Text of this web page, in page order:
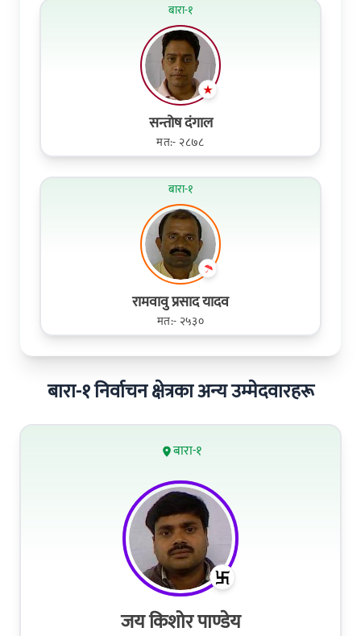
बारा-१
सन्तोष दंगाल
मत:- २८७८
बारा-१
रामवावु प्रसाद यादव
मत:- २५३०
बारा-१ निर्वाचन क्षेत्रका अन्य उम्मेदवारहरू
बारा-१
जय किशोर पाण्डेय